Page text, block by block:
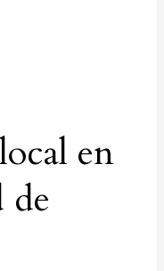
en
de